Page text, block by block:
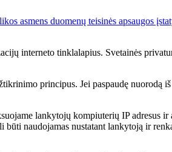
asmens duomenų teisinės apsaugos
interneto tinklalapius. Svetainės
principus. Jei paspaudę nuorodą
lankytojų kompiuterių IP adresus
naudojamas nustatant lankytoją ir